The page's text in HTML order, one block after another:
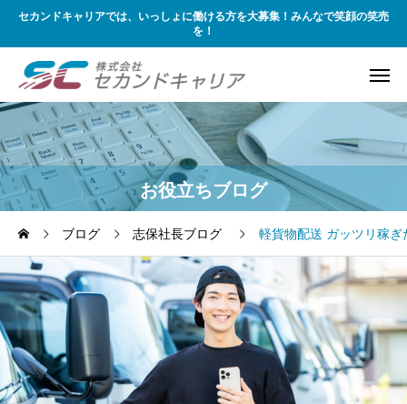
セカンドキャリアでは、いっしょに働ける方を大募集！みんなで笑顔の笑売
を！
お役立ちブログ
ブログ 志保社長ブログ 軽貨物配送 ガッツリ稼